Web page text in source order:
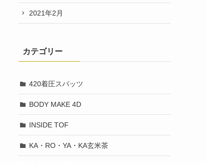
2021年2月
カテゴリー
420着圧スパッツ
BODY MAKE 4D
INSIDE TOF
KA・RO・YA・KA玄米茶